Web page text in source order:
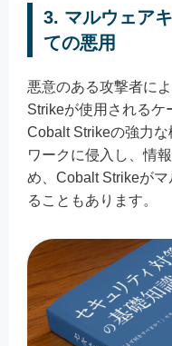
3. マルウェア
ての悪用
悪意のある攻撃者に
Strikeが使用されるケ
Cobalt Strikeの強力
ワークに侵入し、情
め、Cobalt Strikeが
ることもあります。